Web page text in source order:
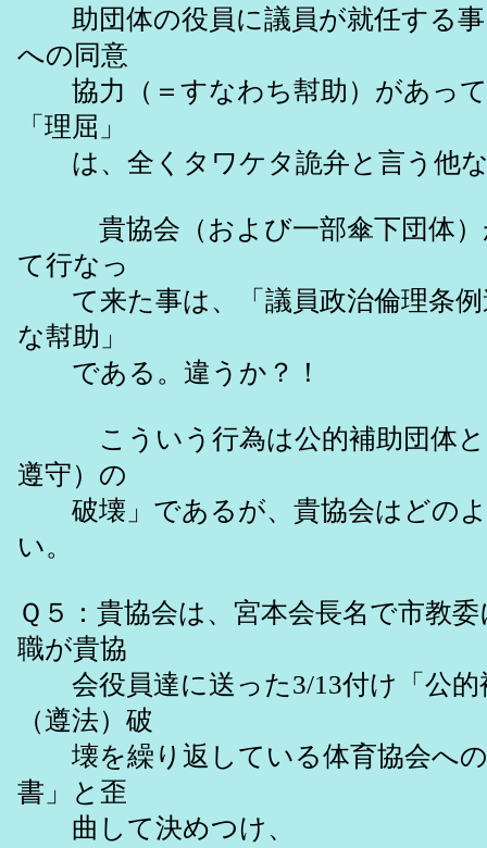
助団体の役員に議員が就任する事
への同意
協力（＝すなわち幇助）があって
「理屈」
は、全くタワケタ詭弁と言う他
貴協会（および一部傘下団体）
て行なっ
て来た事は、「議員政治倫理条例
な幇助」
である。違うか？！
こういう行為は公的補助団体と
遵守）の
破壊」であるが、貴協会はどの
い。
Ｑ５：貴協会は、宮本会長名で市教
職が貴協
会役員達に送った3/13付け「公的
（遵法）破
壊を繰り返している体育協会への
書」と歪
曲して決めつけ、